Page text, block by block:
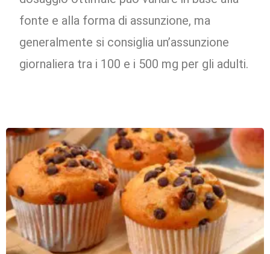
fonte e alla forma di assunzione, ma
generalmente si consiglia un’assunzione
giornaliera tra i 100 e i 500 mg per gli adulti.